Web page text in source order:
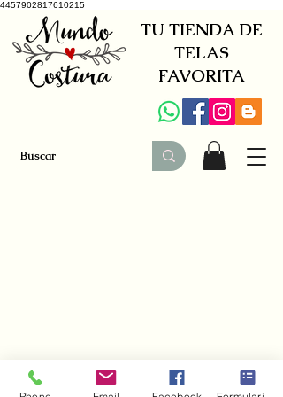
4457902817610215
TU TIENDA DE
TELAS
FAVORITA
+34 941579600 +34 650030142